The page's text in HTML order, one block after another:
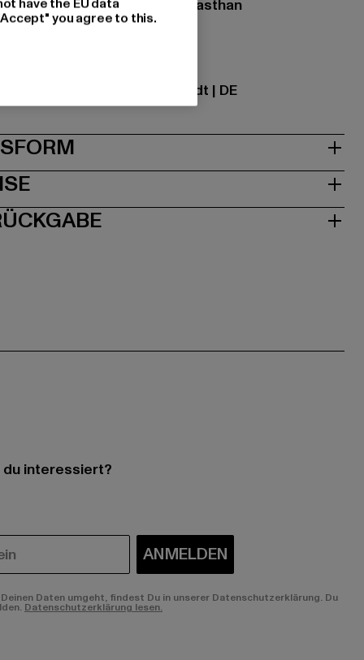
98% Baumwolle, 2% Elasthan
GmbH |
7 | 64372 Ober-Ramstadt | DE
PASSFORM
interessiert?
ANMELDEN
Daten umgeht, findest Du in unserer Datenschutzerklärung. Du
Datenschutzerklärung lesen.
you agree to this.